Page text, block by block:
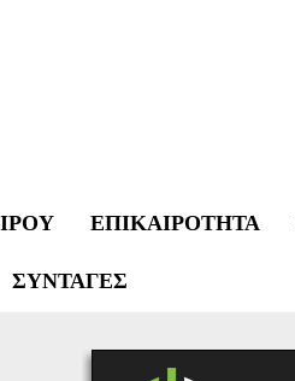
ΕΠΙΚΑΙΡΌΤΗΤΑ
ΣΥΝΤΑΓΈΣ